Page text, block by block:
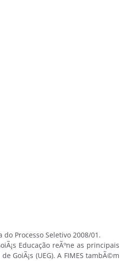
Processo Seletivo 2008/01.
Educação reÃºne as principais
GoiÃ¡s (UEG). A FIMES tambÃ©m